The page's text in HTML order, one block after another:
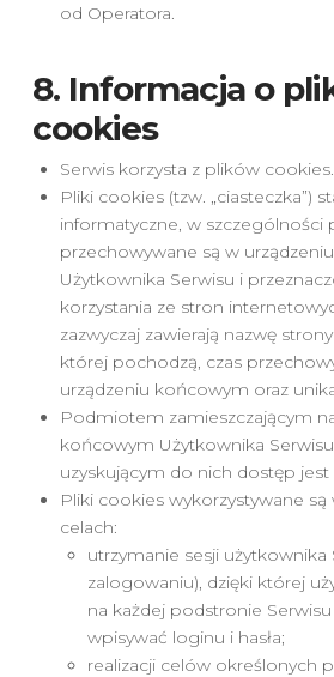
od Operatora.
8. Informacja o
cookies
Serwis korzysta z plików cookies.
Pliki cookies (tzw. „ciasteczka”)
informatyczne, w szczególności
przechowywane są w
Użytkownika Serwisu i
korzystania ze stron
zazwyczaj zawierają nazwę
której pochodzą, czas
urządzeniu końcowym oraz
Podmiotem zamieszczającym
końcowym Użytkownika
uzyskującym do nich dostęp
Pliki cookies wykorzystywane są
celach:
utrzymanie sesji użytkownika
zalogowaniu), dzięki której
na każdej podstronie
wpisywać loginu i hasła;
realizacji celów określonych